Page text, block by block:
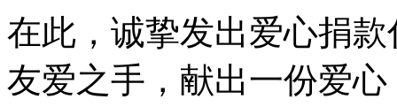
在此，诚挚发出爱心捐
友爱之手，献出一份爱